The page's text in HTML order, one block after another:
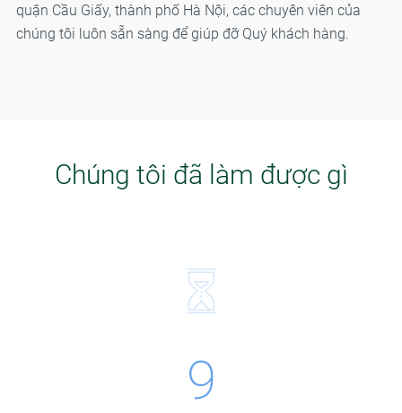
quận Cầu Giấy, thành phố Hà Nội, các chuyên viên của
chúng tôi luôn sẵn sàng để giúp đỡ Quý khách hàng.
Chúng tôi đã làm được gì
9